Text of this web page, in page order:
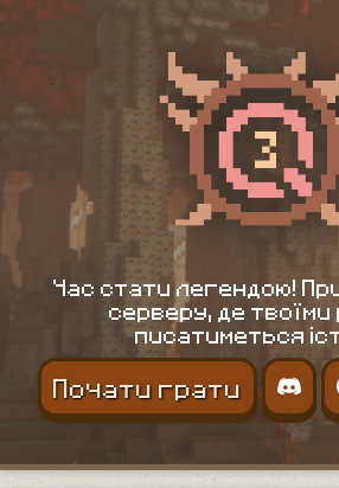
Час стати легендою!
серверу, де твоїми
писатиметься
Почати грати